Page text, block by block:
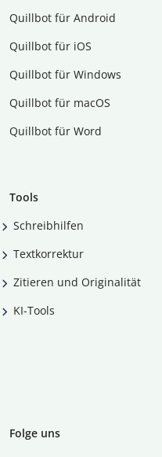
Quillbot für Android
Quillbot für iOS
Quillbot für Windows
Quillbot für macOS
Quillbot für Word
Tools
Schreibhilfen
Textkorrektur
Zitieren und Originalität
KI-Tools
Folge uns